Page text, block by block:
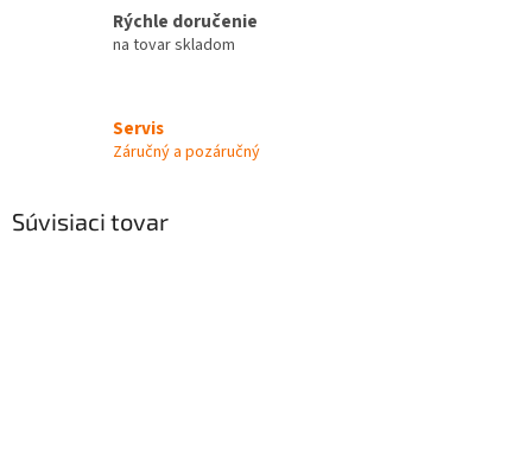
Rýchle doručenie
na tovar skladom
Servis
Záručný a pozáručný
Súvisiaci tovar